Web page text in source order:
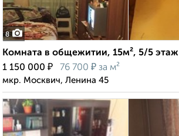
8
Комната в общежитии, 15м², 5/5 этаж
1 150 000 ₽ 76 700 ₽ за м²
мкр. Москвич, Ленина 45